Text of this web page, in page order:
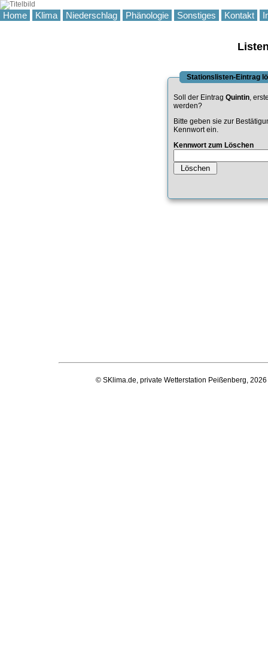
Home Klima Niederschlag Phänologie Sonstiges Kontakt
Stationslisten-Eintrag
Soll der Eintrag Quintin,
werden?
Bitte geben sie zur
Kennwort ein.
Kennwort zum Löschen
© SKlima.de, private Wetterstation Peißenberg,